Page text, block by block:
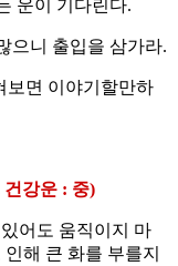
운이 기다린다.
으니 출입을 삼가라.
보면 이야기할만하
강운 : 중)
어도 움직이지 마
해 큰 화를 부를지